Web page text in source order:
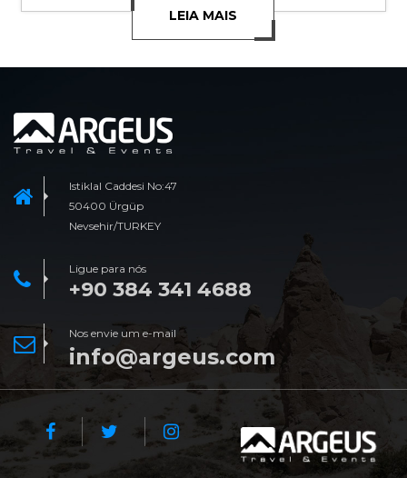
LEIA MAIS
Istiklal Caddesi No:47
50400 Ürgüp
Nevsehir/TURKEY
Ligue para nós
+90 384 341 4688
Nos envie um e-mail
info@argeus.com